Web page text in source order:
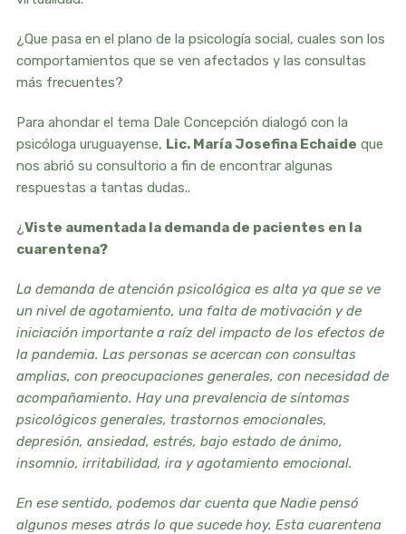
¿Que pasa en el plano de la psicología social, cuales son los
comportamientos que se ven afectados y las consultas
más frecuentes?
Para ahondar el tema Dale Concepción dialogó con la
psicóloga uruguayense, Lic. María Josefina Echaide que
nos abrió su consultorio a fin de encontrar algunas
respuestas a tantas dudas..
¿Viste aumentada la demanda de pacientes en la
cuarentena?
La demanda de atención psicológica es alta ya que se ve
un nivel de agotamiento, una falta de motivación y de
iniciación importante a raíz del impacto de los efectos de
la pandemia. Las personas se acercan con consultas
amplias, con preocupaciones generales, con necesidad de
acompañamiento. Hay una prevalencia de síntomas
psicológicos generales, trastornos emocionales,
depresión, ansiedad, estrés, bajo estado de ánimo,
insomnio, irritabilidad, ira y agotamiento emocional.
En ese sentido, podemos dar cuenta que Nadie pensó
algunos meses atrás lo que sucede hoy. Esta cuarentena